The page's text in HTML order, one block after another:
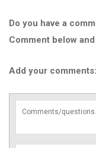
Do you have a
Comment below
Add your comments: